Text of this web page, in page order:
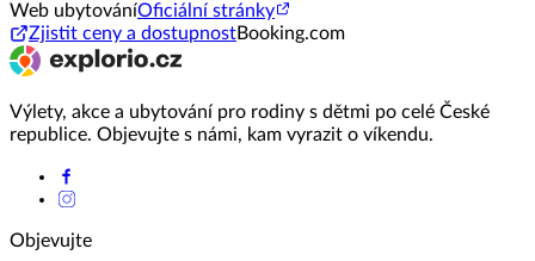
Web ubytováníOficiální stránky
Zjistit ceny a dostupnostBooking.com
Výlety, akce a ubytování pro rodiny s dětmi po celé České
republice. Objevujte s námi, kam vyrazit o víkendu.
Objevujte